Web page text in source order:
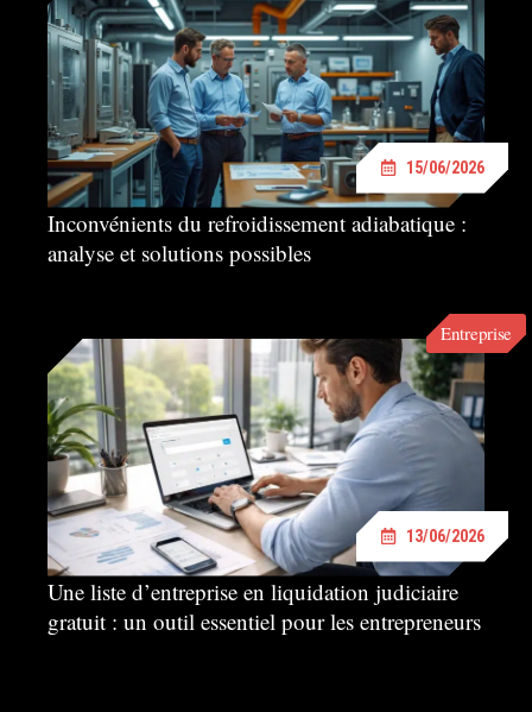
15/06/2026
Inconvénients du refroidissement adiabatique :
analyse et solutions possibles
Entreprise
13/06/2026
Une liste d’entreprise en liquidation judiciaire
gratuit : un outil essentiel pour les entrepreneurs